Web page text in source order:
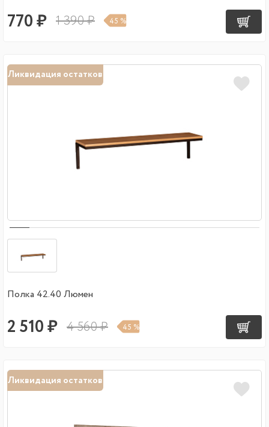
770 ₽ 1 390 ₽ 45 %
Ликвидация остатков
Полка 42.40 Люмен
2 510 ₽ 4 560 ₽ 45 %
Ликвидация остатков